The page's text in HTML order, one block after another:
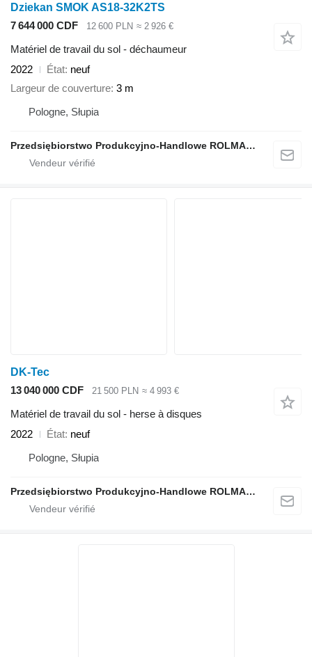
Dziekan SMOK AS18-32K2TS
7 644 000 CDF
12 600 PLN ≈ 2 926 €
Matériel de travail du sol - déchaumeur
2022
État neuf
Largeur de couverture 3 m
Pologne, Słupia
Przedsiębiorstwo Produkcyjno-Handlowe ROLMAPOL Marcin Dziekan
DK-Tec
13 040 000 CDF
21 500 PLN ≈ 4 993 €
Matériel de travail du sol - herse à disques
2022
État neuf
Pologne, Słupia
Przedsiębiorstwo Produkcyjno-Handlowe ROLMAPOL Marcin Dziekan